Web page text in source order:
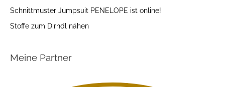
Schnittmuster Jumpsuit PENELOPE ist online!
Stoffe zum Dirndl nähen
Meine Partner